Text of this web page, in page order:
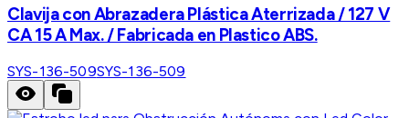
Clavija con Abrazadera Plástica Aterrizada / 127 V
CA 15 A Max. / Fabricada en Plastico ABS.
SYS-136-509SYS-136-509